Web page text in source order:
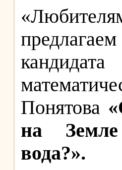
Понятова
на
вода?».